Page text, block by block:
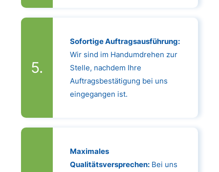
Sofortige Auftragsausführung:
Wir sind im Handumdrehen zur
Stelle, nachdem Ihre
Auftragsbestätigung bei uns
eingegangen ist.
Maximales
Qualitätsversprechen:Bei uns